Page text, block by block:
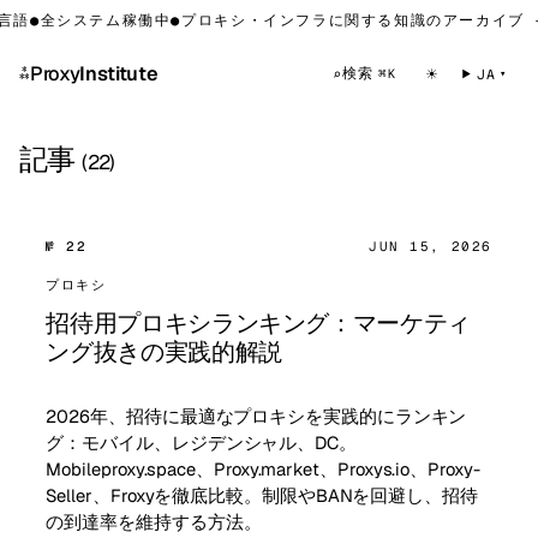
●全システム稼働中●プロキシ・インフラに関する知識のアーカイブ
⁂ProxyInstitute ⌕検索 ⌘K ☀ JA
記事(22)
№ 22 JUN 15, 2026
プロキシ
招待用プロキシランキング：マーケティ
ング抜きの実践的解説
2026年、招待に最適なプロキシを実践的にランキン
グ：モバイル、レジデンシャル、DC。
Mobileproxy.space、Proxy.market、Proxys.io、Proxy-
Seller、Froxyを徹底比較。制限やBANを回避し、招待
の到達率を維持する方法。